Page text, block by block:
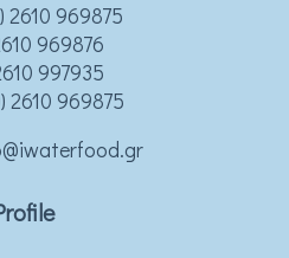
2610 969875
969876
997935
2610 969875